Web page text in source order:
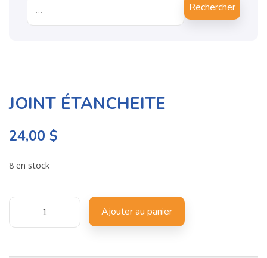
JOINT ÉTANCHEITE
24,00 $
8 en stock
Ajouter au panier
Rechercher